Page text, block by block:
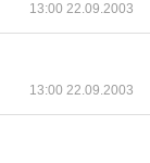
13:00 22.09.2003
13:00 22.09.2003